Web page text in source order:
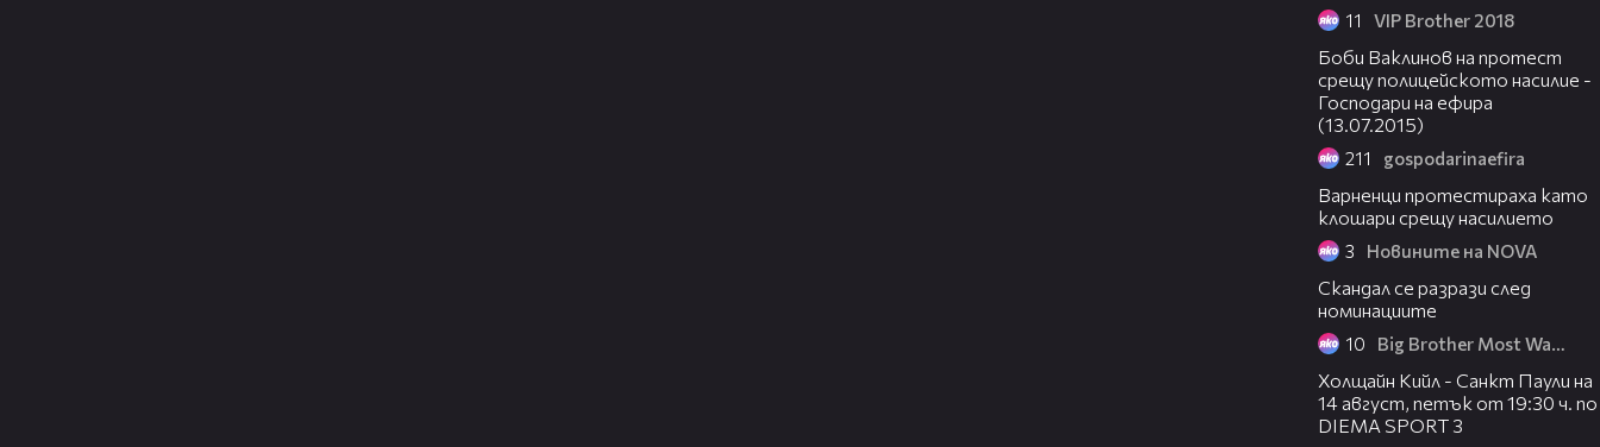
11 VIP Brother 2018
Боби Ваклинов на протест
срещу полицейското насилие -
Господари на ефира
(13.07.2015)
211 gospodarinaefira
Варненци протестираха като
клошари срещу насилието
3 Новините на NOVA
Скандал се разрази след
номинациите
10 Big Brother Most Wanted
Холщайн Кийл - Санкт Паули на
14 август, петък от 19:30 ч. по
DIEMA SPORT 3